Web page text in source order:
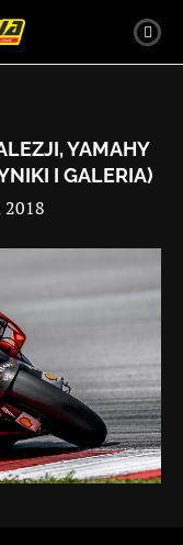
YAMAHY
I GALERIA)
2018